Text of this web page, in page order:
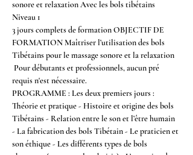
sonore et relaxation Avec les bols tibétains
Niveau 1
3 jours complets de formation OBJECTIF DE
FORMATION Maîtriser l’utilisation des bols
Tibétains pour le massage sonore et la relaxation
Pour débutants et professionnels, aucun pré
requis n'est nécessaire.
PROGRAMME : Les deux premiers jours :
Théorie et pratique - Histoire et origine des bols
Tibétains - Relation entre le son et l’être humain
- La fabrication des bols Tibétain - Le praticien et
son éthique - Les différents types de bols